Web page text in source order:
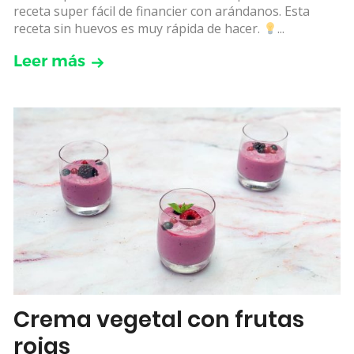
receta super fácil de financier con arándanos. Esta
receta sin huevos es muy rápida de hacer.
...
Leer más
Crema vegetal con frutas
rojas